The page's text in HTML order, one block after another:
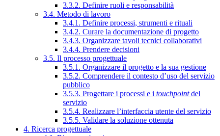
3.3.2. Definire ruoli e responsabilità
3.4. Metodo di lavoro
3.4.1. Definire processi, strumenti e rituali
3.4.2. Curare la documentazione di progetto
3.4.3. Organizzare tavoli tecnici collaborativi
3.4.4. Prendere decisioni
3.5. Il processo progettuale
3.5.1. Organizzare il progetto e la sua gestione
3.5.2. Comprendere il contesto d’uso del servizio
pubblico
3.5.3. Progettare i processi e i touchpointdel
servizio
3.5.4. Realizzare l’interfaccia utente del servizio
3.5.5. Validare la soluzione ottenuta
4. Ricerca progettuale